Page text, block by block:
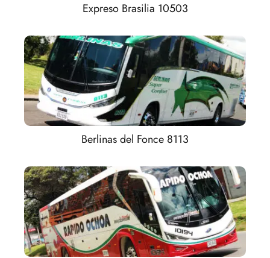
Expreso Brasilia 10503
Berlinas del Fonce 8113